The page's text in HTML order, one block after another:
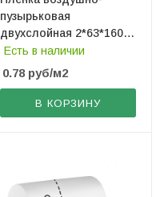
пузырьковая
двухслойная 2*63*160
(рез. по 80 см)
Есть в наличии
0.78 руб/м2
В КОРЗИНУ